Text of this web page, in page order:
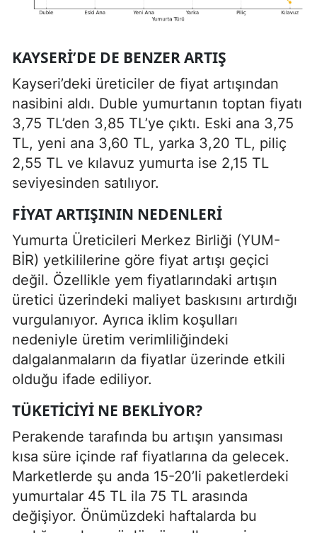
KAYSERI’DE DE BENZER ARTIŞ
Kayseri’deki üreticiler de fiyat artışından
nasibini aldı. Duble yumurtanın toptan fiyatı
3,75 TL’den 3,85 TL’ye çıktı. Eski ana 3,75
TL, yeni ana 3,60 TL, yarka 3,20 TL, piliç
2,55 TL ve kılavuz yumurta ise 2,15 TL
seviyesinden satılıyor.
FIYAT ARTIŞININ NEDENLERI
Yumurta Üreticileri Merkez Birliği (YUM-
BİR) yetkililerine göre fiyat artışı geçici
değil. Özellikle yem fiyatlarındaki artışın
üretici üzerindeki maliyet baskısını artırdığı
vurgulanıyor. Ayrıca iklim koşulları
nedeniyle üretim verimliliğindeki
dalgalanmaların da fiyatlar üzerinde etkili
olduğu ifade ediliyor.
TÜKETICIYI NE BEKLIYOR?
Perakende tarafında bu artışın yansıması
kısa süre içinde raf fiyatlarına da gelecek.
Marketlerde şu anda 15-20’li paketlerdeki
yumurtalar 45 TL ila 75 TL arasında
değişiyor. Önümüzdeki haftalarda bu